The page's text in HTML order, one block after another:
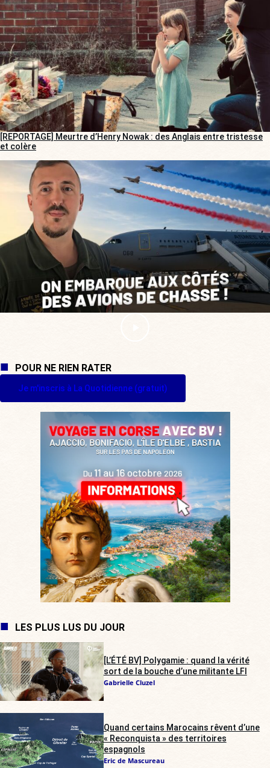
[REPORTAGE] Meurtre d’Henry Nowak : des Anglais entre tristesse
et colère
POUR NE RIEN RATER
Je m'inscris à La Quotidienne (gratuit)
LES PLUS LUS DU JOUR
[L’ÉTÉ BV] Polygamie : quand la vérité
sort de la bouche d’une militante LFI
Gabrielle Cluzel
Quand certains Marocains rêvent d’une
« Reconquista » des territoires
espagnols
Eric de Mascureau